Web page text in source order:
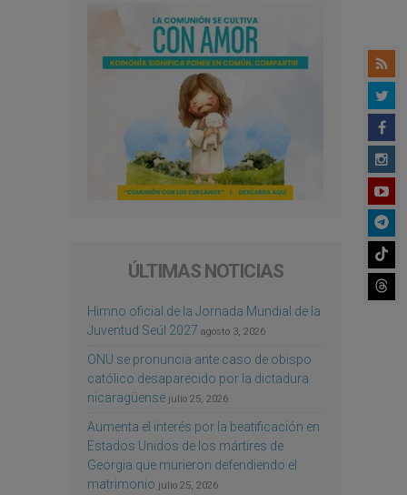
ÚLTIMAS NOTICIAS
Himno oficial de la Jornada Mundial de la
Juventud Seúl 2027 agosto 3, 2026
ONU se pronuncia ante caso de obispo
católico desaparecido por la dictadura
nicaragüense julio 25, 2026
Aumenta el interés por la beatificación en
Estados Unidos de los mártires de
Georgia que murieron defendiendo el
matrimonio julio 25, 2026